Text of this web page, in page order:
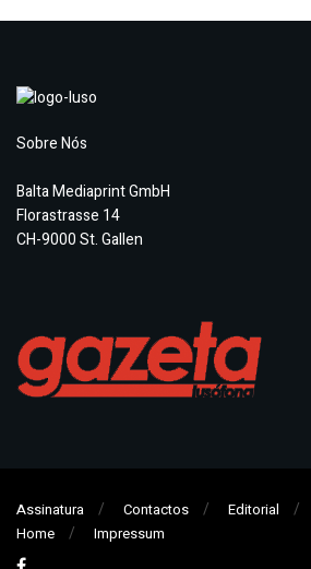
Sobre Nós
Balta Mediaprint GmbH
Florastrasse 14
CH-9000 St. Gallen
Assinatura Contactos Editorial
Home
Impressum